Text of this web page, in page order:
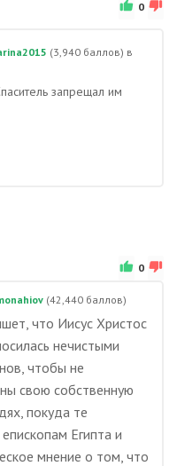
0
(3,940 баллов) в
запрещал им
0
(42,440 баллов)
что Иисус Христос
нечистыми
чтобы не
свою собственную
покуда те
Египта и
мнение о том, что